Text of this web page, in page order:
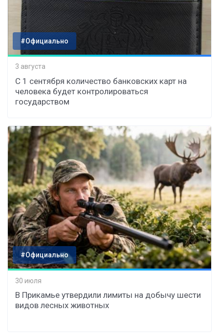
#Официально
3 августа
С 1 сентября количество банковских карт на
человека будет контролироваться
государством
#Официально
30 июля
В Прикамье утвердили лимиты на добычу шести
видов лесных животных